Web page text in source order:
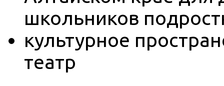
школьников
культурное
театр